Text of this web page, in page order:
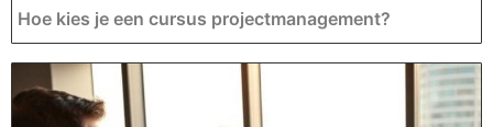
Hoe kies je een cursus projectmanagement?